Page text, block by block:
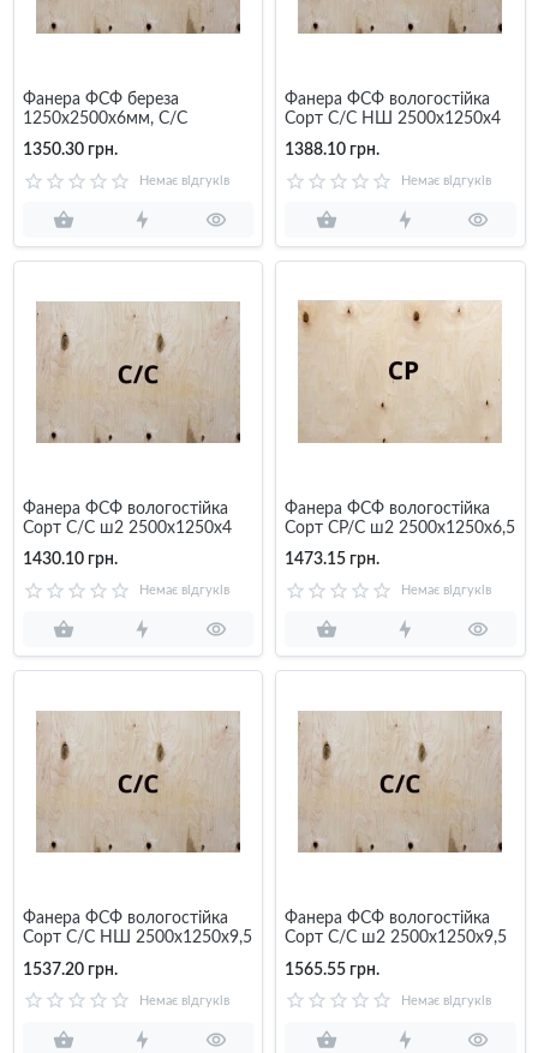
Фанера ФСФ береза
1250х2500х6мм, C/C
1350.30 грн.
Немає відгуків
Фанера ФСФ вологостійка
Сорт С/С НШ 2500х1250х4
1388.10 грн.
Немає відгуків
Фанера ФСФ вологостійка
Сорт С/С ш2 2500х1250х4
1430.10 грн.
Немає відгуків
Фанера ФСФ вологостійка
Сорт СР/С ш2 2500х1250х6,5
1473.15 грн.
Немає відгуків
Фанера ФСФ вологостійка
Сорт С/С НШ 2500х1250х9,5
1537.20 грн.
Немає відгуків
Фанера ФСФ вологостійка
Сорт С/С ш2 2500х1250х9,5
1565.55 грн.
Немає відгуків